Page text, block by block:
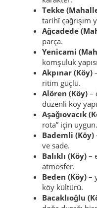
kimliği; topluluk
Irgat (Mahalle)
mahalle hissi.
Şıhlar (Mahalle)
karakter.
Tekke
tarihî çağrışım
Ağcadede
parça.
Yenicami
komşuluk
Akpınar (Köy)
ritim güçlü.
Alören (Köy)
düzenli köy
Aşağıovacık
rota” için uygun.
Bademli (Köy)
ve sade.